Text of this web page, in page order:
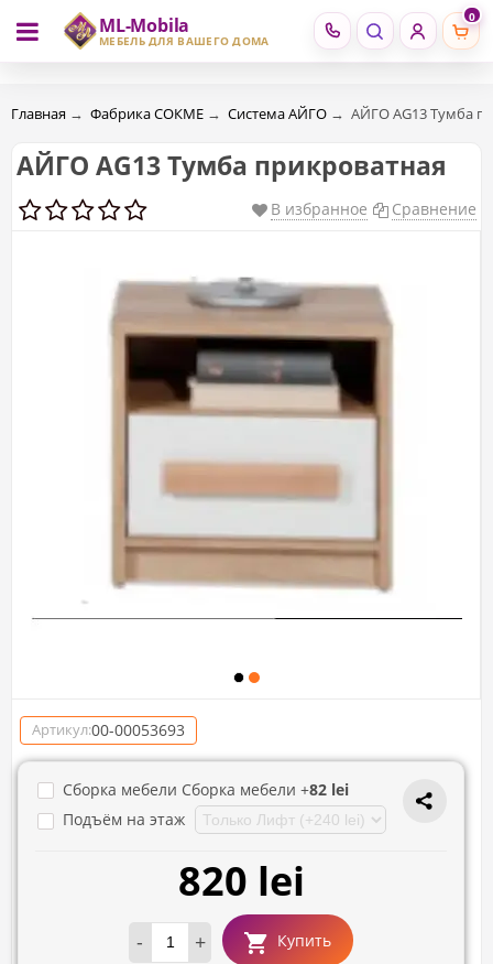
ML-Mobila
МЕБЕЛЬ ДЛЯ ВАШЕГО ДОМА
0
RU RO
Главная → Фабрика СОКМЕ → Система АЙГО → АЙГО AG13 Тумба
АЙГО AG13 Тумба прикроватная
В избранное Сравнение
Артикул:00-00053693
Сборка мебели Сборка мебели +82 lei
Подъём на этаж
820 lei
- + Купить